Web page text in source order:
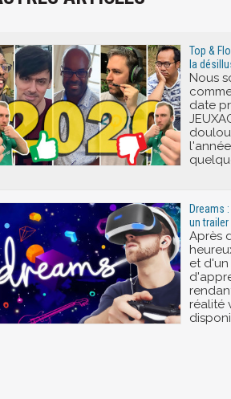
Top &
la
Nous
date
Dreams
un
Après
et d'un
réalité